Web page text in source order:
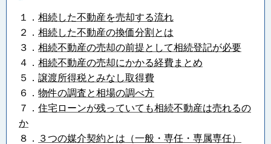
１． 相続した不動産を売却する流れ
２． 相続した不動産の換価分割とは
３． 相続不動産の売却の前提として相続登記が必要
４． 相続不動産の売却にかかる経費まとめ
５． 譲渡所得税とみなし取得費
６． 物件の調査と相場の調べ方
７． 住宅ローンが残っていても相続不動産は売れるの
か
８．
３つの媒介契約とは（一般・専任・専属専任）